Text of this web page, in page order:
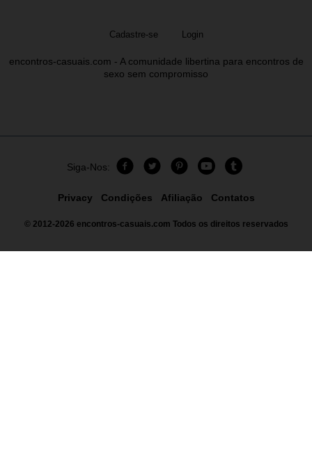
Cadastre-se Login
encontros-casuais.com - A comunidade libertina para encontros de
sexo sem compromisso
Siga-Nos:
Privacy Condições Afiliação Contatos
© 2012-2026 encontros-casuais.com Todos os direitos reservados